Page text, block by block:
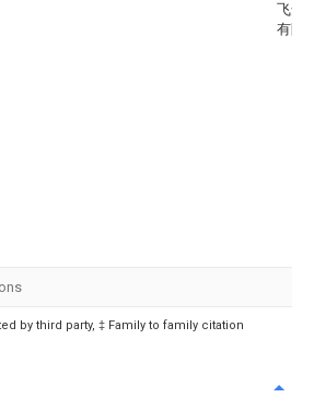
飞达
有限
by third party, ‡ Family to family citation